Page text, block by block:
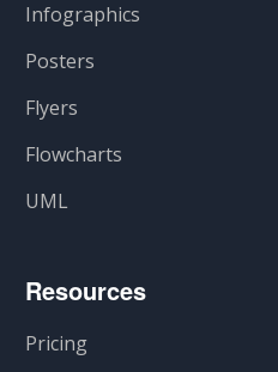
Infographics
Posters
Flyers
Flowcharts
UML
Resources
Pricing